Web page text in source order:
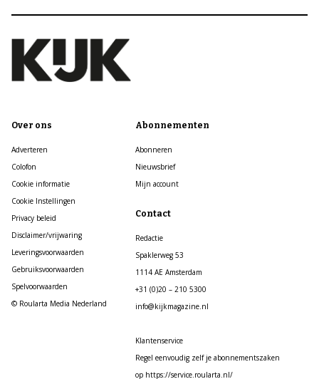
Over ons
Adverteren
Colofon
Cookie informatie
Cookie Instellingen
Privacy beleid
Disclaimer/vrijwaring
Leveringsvoorwaarden
Gebruiksvoorwaarden
Spelvoorwaarden
© Roularta Media Nederland
Abonnementen
Abonneren
Nieuwsbrief
Mijn account
Contact
Redactie
Spaklerweg 53
1114 AE Amsterdam
+31 (0)20 – 210 5300
info@kijkmagazine.nl
Klantenservice
Regel eenvoudig zelf je abonnementszaken
op https://service.roularta.nl/